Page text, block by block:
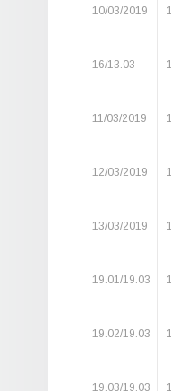
10/03/2019
16/13.03
11/03/2019
12/03/2019
13/03/2019
19.01/19.03
19.02/19.03
19.03/19.03